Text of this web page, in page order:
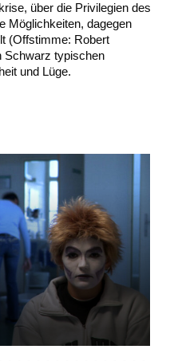
über die Privilegien des
Möglichkeiten, dagegen
(Offstimme: Robert
Schwarz typischen
und Lüge.